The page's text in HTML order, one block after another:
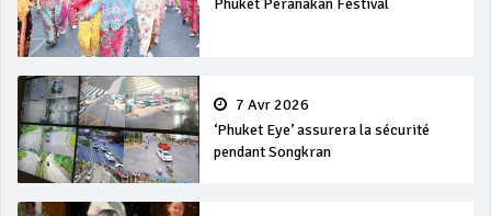
7 Avr 2026
‘Phuket Eye’ assurera la sécurité
pendant Songkran